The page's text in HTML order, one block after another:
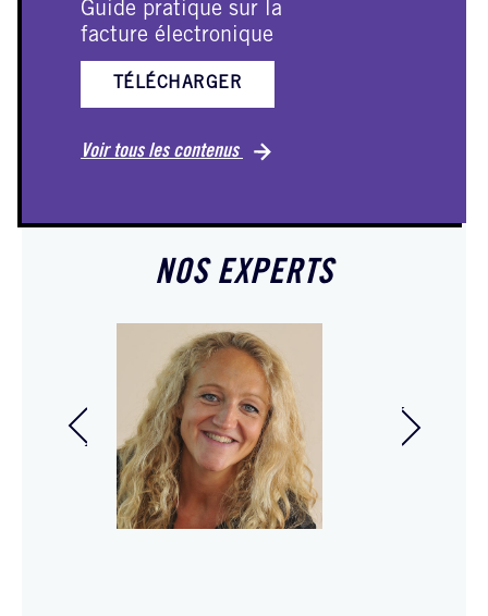
Guide pratique sur la
facture électronique
TÉLÉCHARGER
Voir tous les contenus
NOS EXPERTS
Amelie Dulong de
Rosnay
Expert-comptable